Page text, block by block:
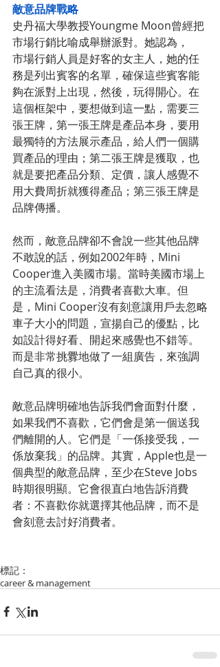
敵意品牌戰略
史丹福大學教授Youngme Moon曾經把
市場行銷比喻成舉辦派對。她認為，
市場行銷人員是好客的女主人，她的任
務是列出賓客的名單，確保這些賓客能
夠在派對上出現，然後，玩得開心。在
這個框架中，要想做到這一點，需要三
張王牌，第一張王牌是產品本身，要用
最獨特的方法展示產品，給人們一個購
買產品的理由；第二張王牌是獲取，也
就是要把產品分類、定價，讓人感覺不
用大費周折就獲得產品；第三張王牌是
品牌傳播。
然而，敵意品牌卻不會說一些其他品牌
不敢說的話，例如2002年時，Mini
Cooper進入美國市場。當時美國市場上
的主流看法是，消費者喜歡大車。但
是，Mini Cooper沒有刻意讓用戶去忽略
車子大小的問題，宣揚自己的優點，比
如設計得好看、開起來感覺也不錯等。
而是非常挑釁地做了一組廣告，來強調
自己真的很小。
敵意品牌明確地告訴我們會面對什麼，
如果我們不喜歡，它們會是第一個送我
們離開的人。它們是「一係接受我，一
係放棄我」的品牌。其實，Apple也是一
個典型的敵意品牌，至少在Steve Jobs
時期很明顯。它會很直白地告訴消費
者：不喜歡你就選擇其他品牌，而不是
會刻意去討好消費者。
標記：
career & management